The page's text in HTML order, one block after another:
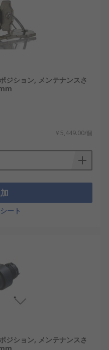
ジション, メンテナンスさ
￥5,449.00/個
ート
ジション, メンテナンスさ